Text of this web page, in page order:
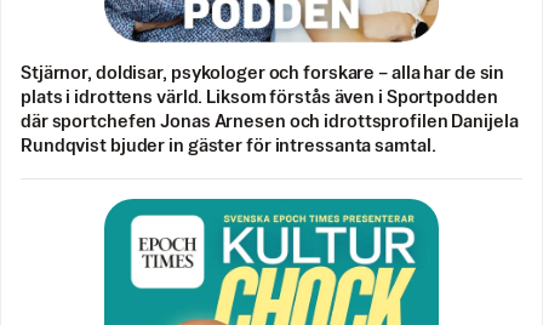
Stjärnor, doldisar, psykologer och forskare – alla har de sin
plats i idrottens värld. Liksom förstås även i Sportpodden
där sportchefen Jonas Arnesen och idrottsprofilen Danijela
Rundqvist bjuder in gäster för intressanta samtal.